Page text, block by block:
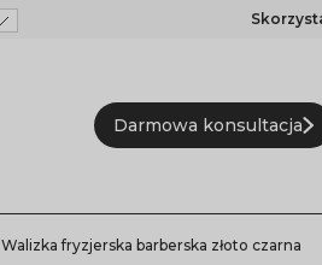
Darmowa konsultacja
Walizka fryzjerska barberska złoto czarna